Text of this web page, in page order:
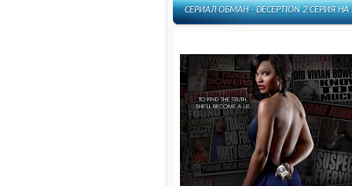
СЕРИАЛ ОБМАН - DECEPTION 2 СЕРИЯ